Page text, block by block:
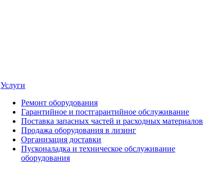
Услуги
Ремонт оборудования
Гарантийное и постгарантийное обслуживание
Поставка запасных частей и расходных материалов
Продажа оборудования в лизинг
Организация доставки
Пусконаладка и техническое обслуживание
оборудования